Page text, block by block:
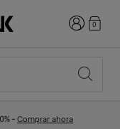
Iniciar0
-Comprar ahora